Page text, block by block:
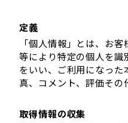
定義
「個人情報」とは、お
等により特定の個人を
をいい、ご利用になっ
真、コメント、評価その
取得情報の収集